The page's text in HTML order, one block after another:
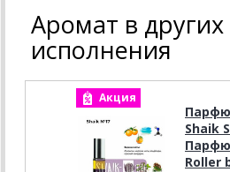
Аромат в
исполнения
Акция
Shaik
Roller